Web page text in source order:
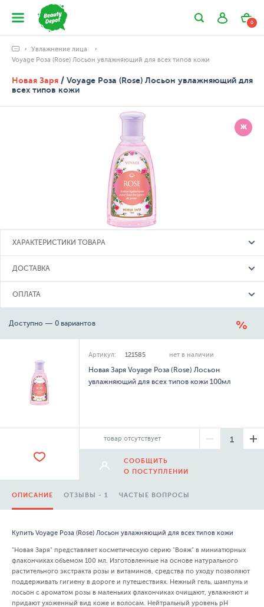
0
Увлажнение лица
Voyage Роза (Rose) Лосьон увлажняющий для всех типов кожи
Новая Заря / Voyage Роза (Rose) Лосьон увлажняющий для
всех типов кожи
Ж
ХАРАКТЕРИСТИКИ ТОВАРА
ДОСТАВКА
ОПЛАТА
Доступно — 0 вариантов
Артикул: 121585 нет в наличии
Новая Заря Voyage Роза (Rose) Лосьон
увлажняющий для всех типов кожи 100мл
товар отсутствует
СООБЩИТЬ
О ПОСТУПЛЕНИИ
ОПИСАНИЕ ОТЗЫВЫ - 1 ЧАСТЫЕ ВОПРОСЫ
Купить Voyage Роза (Rose) Лосьон увлажняющий для всех типов кожи
"Новая Заря" представляет косметическую серию "Вояж" в миниатюрных
флакончиках объемом 100 мл. Изготовленные на основе натурального
растительного экстракта розы и витаминов, средства по уходу позволяют
поддерживать гигиену в дороге и путешествиях. Нежный гель, шампунь и
лосьон с ароматом розы в маленьких флакончиках очищают, увлажняют и
придают ухоженный вид коже и волосам. Нейтральный уровень pH